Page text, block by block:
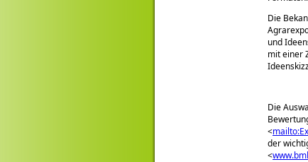
Die
und
mit einer
Die
<
der
<